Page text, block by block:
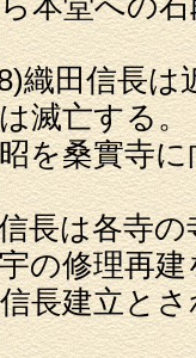
織田信長
滅亡する。
桑實寺に
は各寺の
の修理再
建立とさ